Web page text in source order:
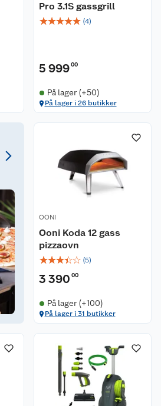
Pro 3.1S gassgrill
☆☆☆☆☆ (4)
5 99900
På lager (+50)
På lager i 26 butikker
OONI
Ooni Koda 12 gass
pizzaovn
☆☆☆☆☆ (5)
3 390 00
På lager (+100)
På lager i 31 butikker